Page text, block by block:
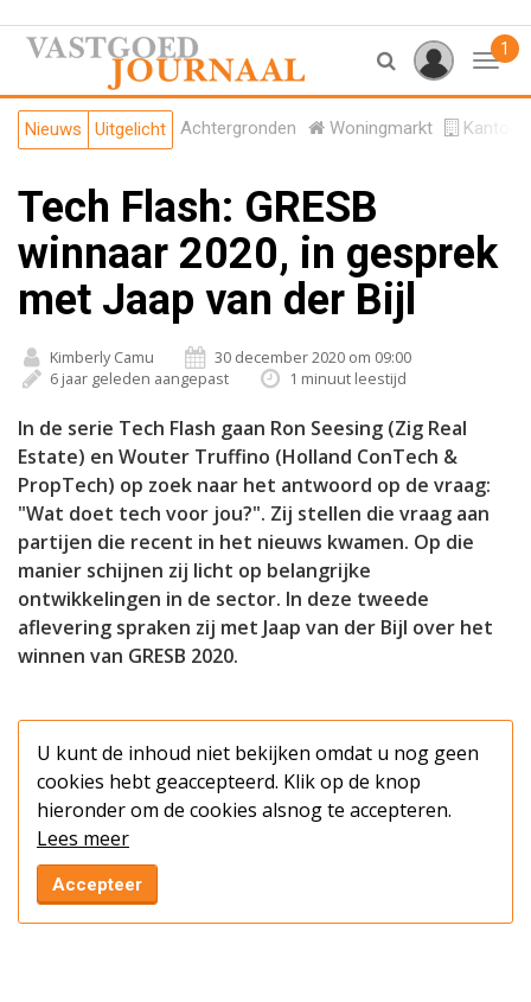
1
Nieuws Uitgelicht Achtergronden Woningmarkt
Tech Flash: GRESB
winnaar 2020, in gesprek
met Jaap van der Bijl
Kimberly Camu
30 december 2020 om 09:00
6 jaar geleden aangepast
1 minuut leestijd
In de serie Tech Flash gaan Ron Seesing (Zig Real
Estate) en Wouter Truffino (Holland ConTech &
PropTech) op zoek naar het antwoord op de vraag:
"Wat doet tech voor jou?". Zij stellen die vraag aan
partijen die recent in het nieuws kwamen. Op die
manier schijnen zij licht op belangrijke
ontwikkelingen in de sector. In deze tweede
aflevering spraken zij met Jaap van der Bijl over het
winnen van GRESB 2020.
U kunt de inhoud niet bekijken omdat u nog geen
cookies hebt geaccepteerd. Klik op de knop
hieronder om de cookies alsnog te accepteren.
Lees meer
Accepteer